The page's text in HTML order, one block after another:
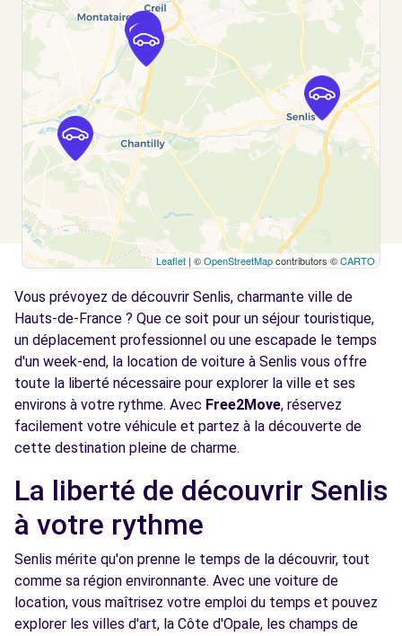
NOGENT-SUR-OISE, 60180
Voir l'agence
Free2Move Rent - AUTO PASSION - PONT-
STE-MAXENCE (C)
10.7
km
26 RUE GEORGES DECROZE
PONT-STE-MAXENCE, 60700
Free2Move Rent - ACT DISTRIBUTION -
12.8
km
10 BIS RUE EDMOND LEVEILLE
GOUVIEUX, 60270
Voir l'agence
Leaflet | ©OpenStreetMapcontributors ©CARTO
Vous prévoyez de découvrir Senlis, charmante ville de
Hauts-de-France ? Que ce soit pour un séjour touristique,
un déplacement professionnel ou une escapade le temps
d'un week-end, la location de voiture à Senlis vous offre
toute la liberté nécessaire pour explorer la ville et ses
environs à votre rythme. Avec Free2Move, réservez
facilement votre véhicule et partez à la découverte de
cette destination pleine de charme.
La liberté de découvrir Senlis
à votre rythme
Senlis mérite qu'on prenne le temps de la découvrir, tout
comme sa région environnante. Avec une voiture de
location, vous maîtrisez votre emploi du temps et pouvez
explorer les villes d'art, la Côte d'Opale, les champs de